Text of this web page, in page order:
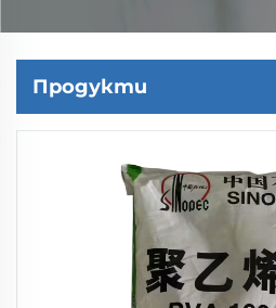
Продукти